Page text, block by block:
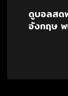
ดูบอลสด
อังกฤษ พ